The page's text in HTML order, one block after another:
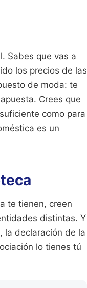
Sabes que vas a
los precios de las
de moda: te
Crees que
como para
es un
te tienen, creen
distintas. Y
la declaración de la
lo tienes tú